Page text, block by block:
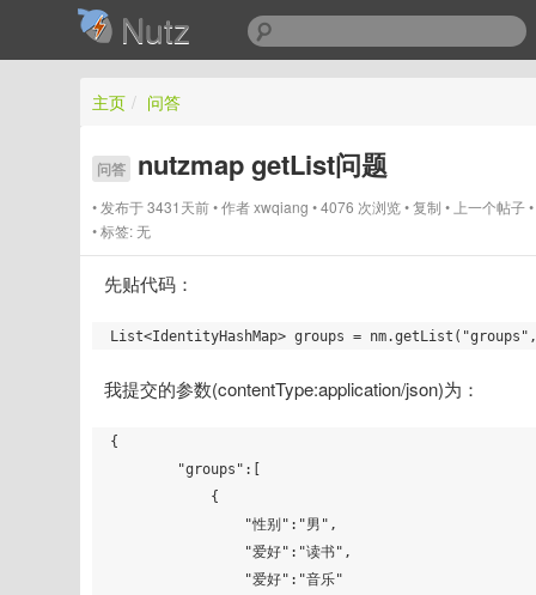
Nutz
主页 / 问答
问答 nutzmap getList问题
发布于 3431天前 作者xwqiang 4076 次浏览 复制 上一个帖子
标签:无
先贴代码：
我提交的参数(contentType:application/json)为：
{